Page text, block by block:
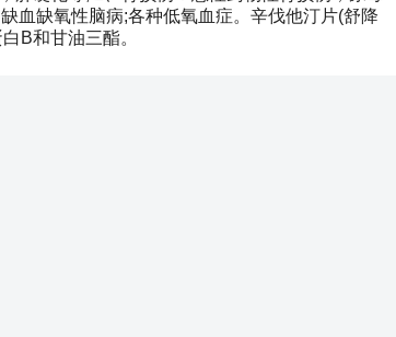
血缺氧性脑病;各种低氧血症。辛伐他汀片(舒降
B和甘油三酯。